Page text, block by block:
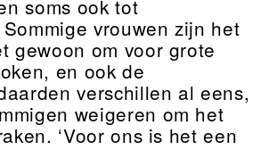
soms ook tot
vrouwen zijn het
gewoon om voor grote
en ook de
verschillen al eens,
weigeren om het
‘Voor ons is het een